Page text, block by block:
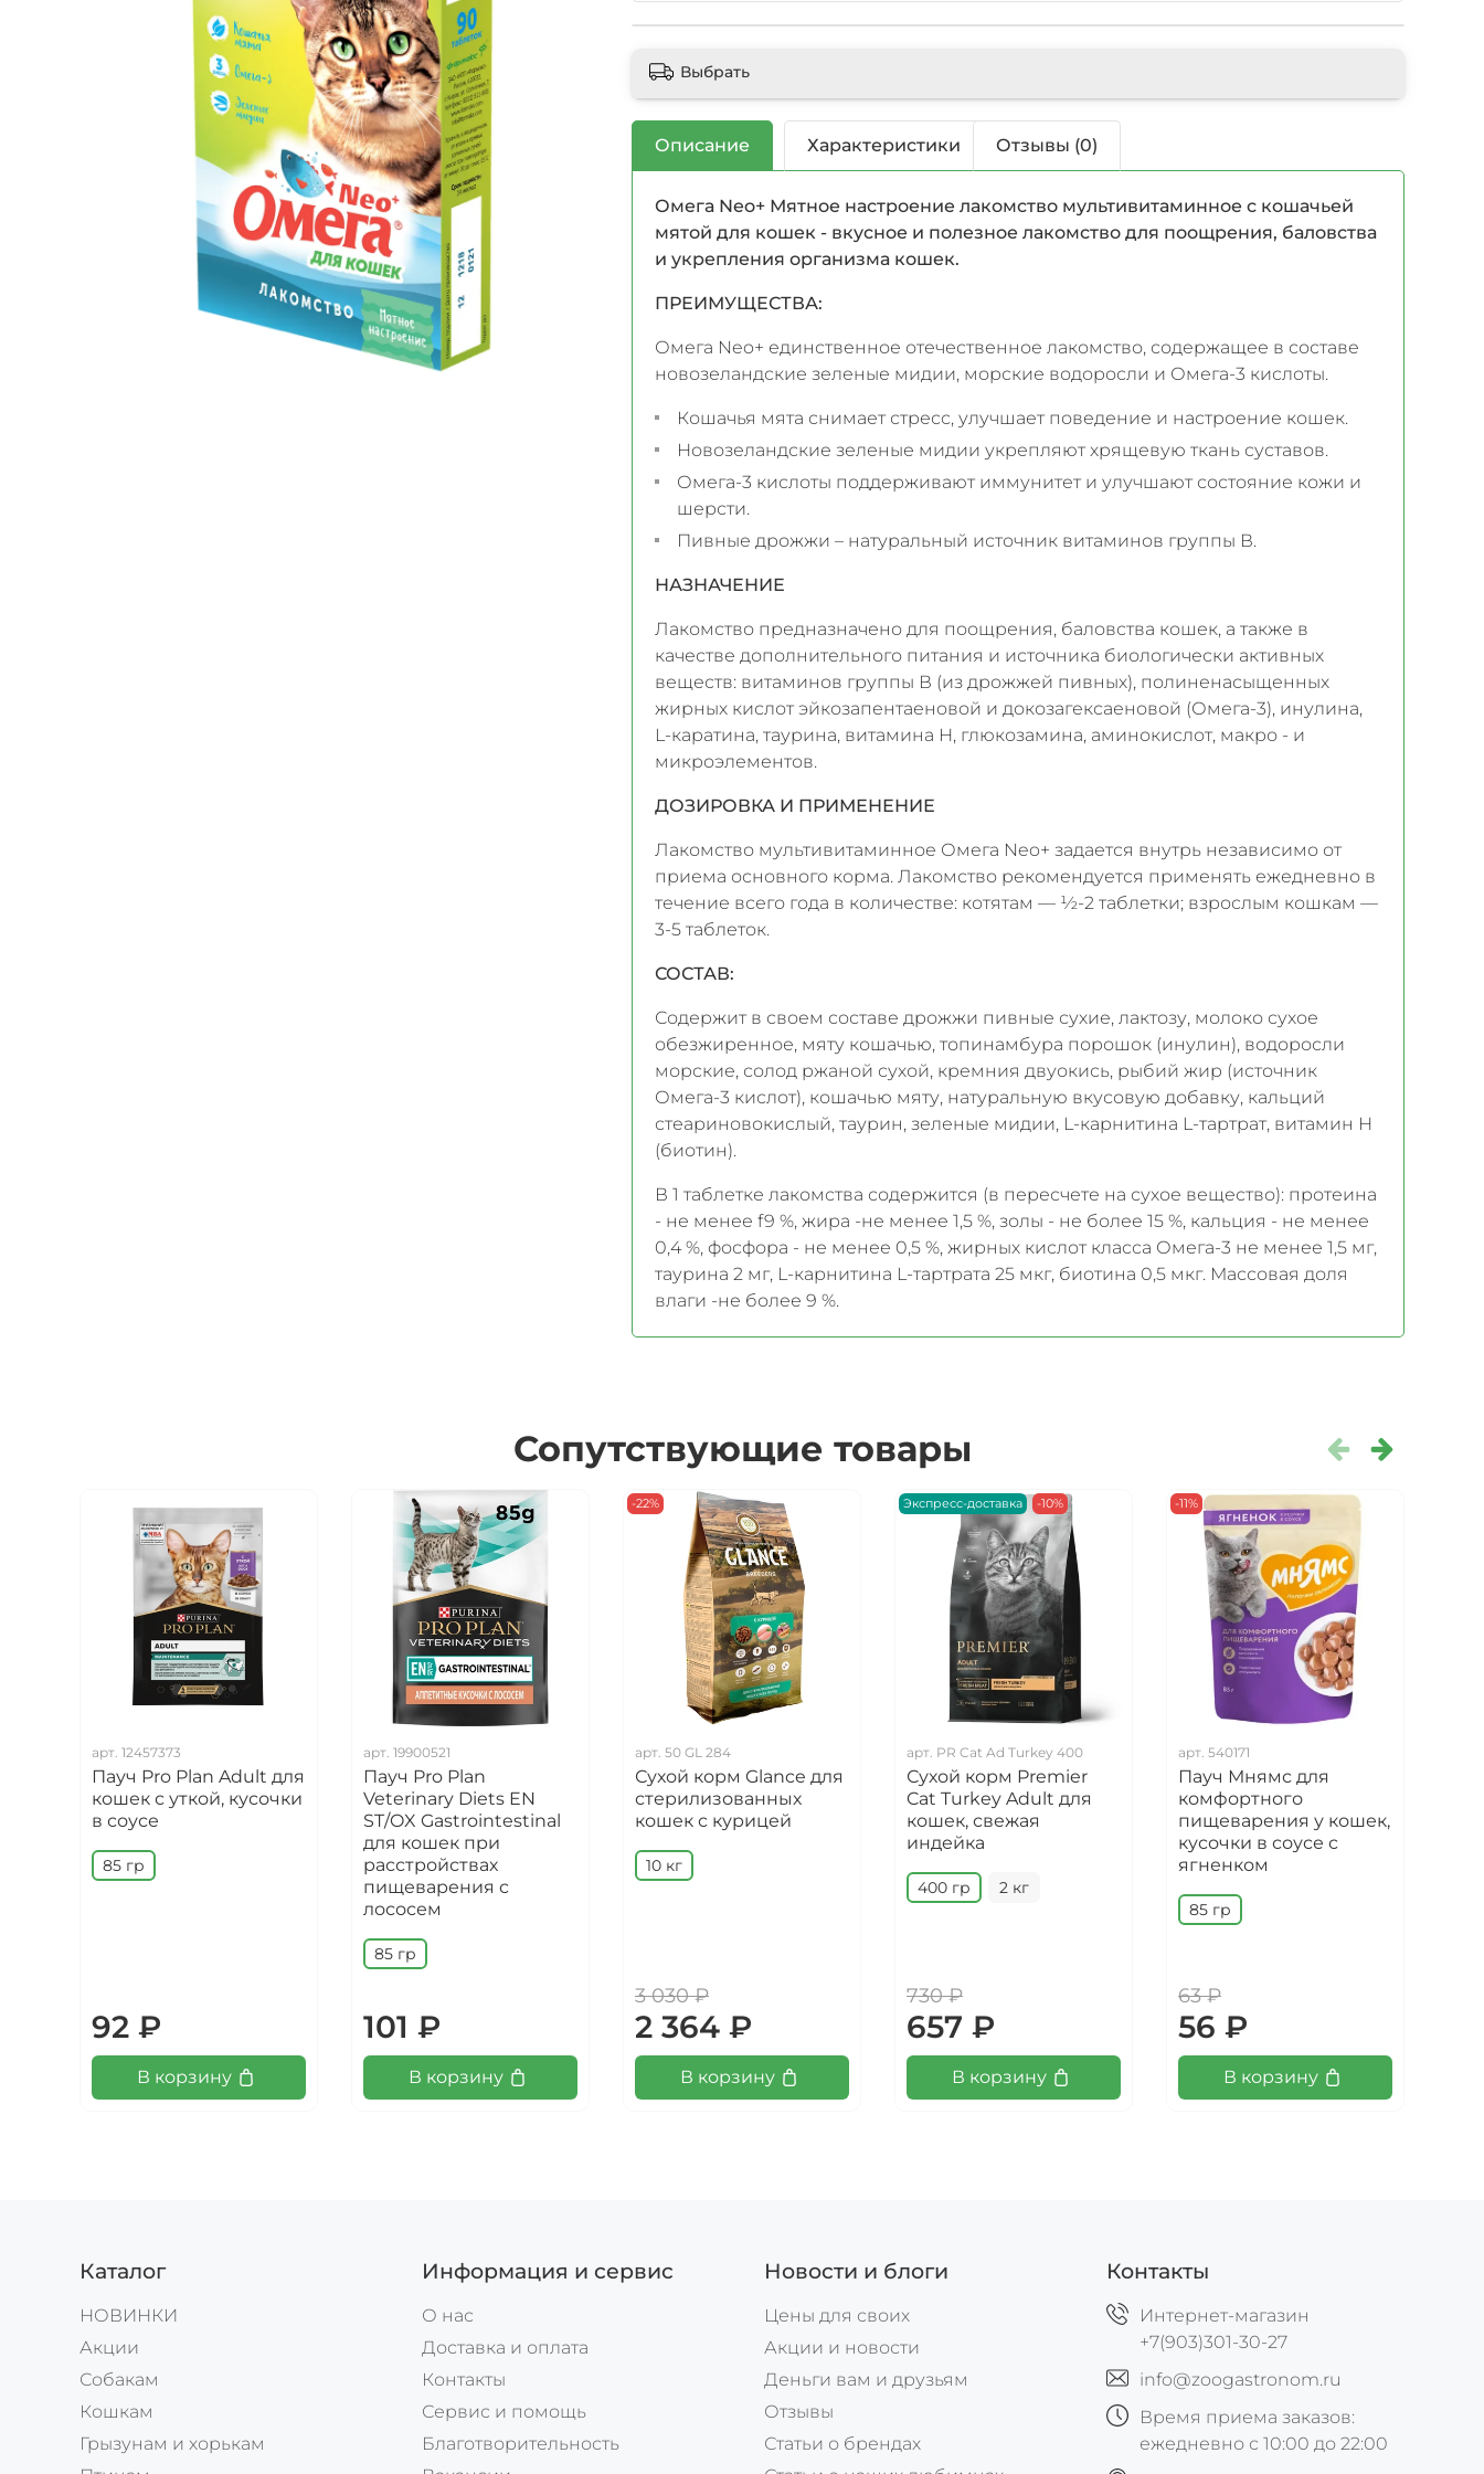
Выбрать
Описание Характеристики Отзывы (0)
Омега Neo+ Мятное настроение лакомство мультивитаминное с кошачьей
мятой для кошек - вкусное и полезное лакомство для поощрения, баловства
и укрепления организма кошек.
ПРЕИМУЩЕСТВА:
Омега Neo+ единственное отечественное лакомство, содержащее в составе
новозеландские зеленые мидии, морские водоросли и Омега-3 кислоты.
Кошачья мята снимает стресс, улучшает поведение и настроение кошек.
Новозеландские зеленые мидии укрепляют хрящевую ткань суставов.
Омега-3 кислоты поддерживают иммунитет и улучшают состояние кожи и
шерсти.
Пивные дрожжи – натуральный источник витаминов группы В.
НАЗНАЧЕНИЕ
Лакомство предназначено для поощрения, баловства кошек, а также в
качестве дополнительного питания и источника биологически активных
веществ: витаминов группы В (из дрожжей пивных), полиненасыщенных
жирных кислот эйкозапентаеновой и докозагексаеновой (Омега-3), инулина,
L-каратина, таурина, витамина Н, глюкозамина, аминокислот, макро - и
микроэлементов.
ДОЗИРОВКА И ПРИМЕНЕНИЕ
Лакомство мультивитаминное Омега Neo+ задается внутрь независимо от
приема основного корма. Лакомство рекомендуется применять ежедневно в
течение всего года в количестве: котятам — ½-2 таблетки; взрослым кошкам —
3-5 таблеток.
СОСТАВ:
Содержит в своем составе дрожжи пивные сухие, лактозу, молоко сухое
обезжиренное, мяту кошачью, топинамбура порошок (инулин), водоросли
морские, солод ржаной сухой, кремния двуокись, рыбий жир (источник
Омега-3 кислот), кошачью мяту, натуральную вкусовую добавку, кальций
стеариновокислый, таурин, зеленые мидии, L-карнитина L-тартрат, витамин Н
(биотин).
В 1 таблетке лакомства содержится (в пересчете на сухое вещество): протеина
- не менее f9 %, жира -не менее 1,5 %, золы - не более 15 %, кальция - не менее
0,4 %, фосфора - не менее 0,5 %, жирных кислот класса Омега-3 не менее 1,5 мг,
таурина 2 мг, L-карнитина L-тартрата 25 мкг, биотина 0,5 мкг. Массовая доля
влаги -не более 9 %.
Сопутствующие товары
арт. 12457373
Пауч Pro Plan Adult для
кошек с уткой, кусочки
в соусе
85 гр
92 ₽
В корзину
арт. 19900521
Пауч Pro Plan
Veterinary Diets EN
ST/OX Gastrointestinal
для кошек при
расстройствах
пищеварения с
лососем
85 гр
101 ₽
В корзину
-22%
арт. 50 GL 284
Сухой корм Glance для
стерилизованных
кошек с курицей
10 кг
3 030 ₽
2 364 ₽
В корзину
Экспресс-доставка -10%
арт. PR Cat Ad Turkey 400
Сухой корм Premier
Cat Turkey Adult для
кошек, свежая
индейка
400 гр 2 кг
730 ₽
657 ₽
В корзину
-11%
арт. 540171
Пауч Мнямс для
комфортного
пищеварения у кошек,
кусочки в соусе с
ягненком
85 гр
63 ₽
56 ₽
В корзину
Каталог
НОВИНКИ
Акции
Собакам
Кошкам
Грызунам и хорькам
Информация и сервис
О нас
Доставка и оплата
Контакты
Сервис и помощь
Благотворительность
Новости и блоги
Цены для своих
Акции и новости
Деньги вам и друзьям
Отзывы
Статьи о брендах
Контакты
Интернет-магазин
+7(903)301-30-27
info@zoogastronom.ru
Время приема заказов:
ежедневно с 10:00 до 22:00